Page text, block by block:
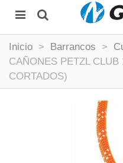
Inicio > Barrancos >
CAÑONES PETZL
CORTADOS)